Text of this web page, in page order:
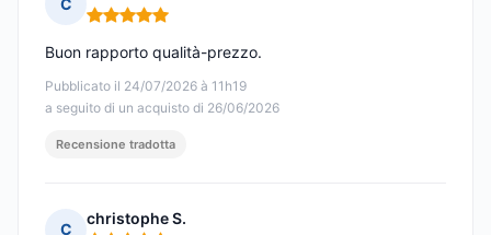
C
Nota: 5 su 5
Pubblicato il 24/07/2026 à 11h19
a seguito di un acquisto di 26/06/2026
Buon rapporto qualità-prezzo.
Recensione tradotta
C
christophe S.